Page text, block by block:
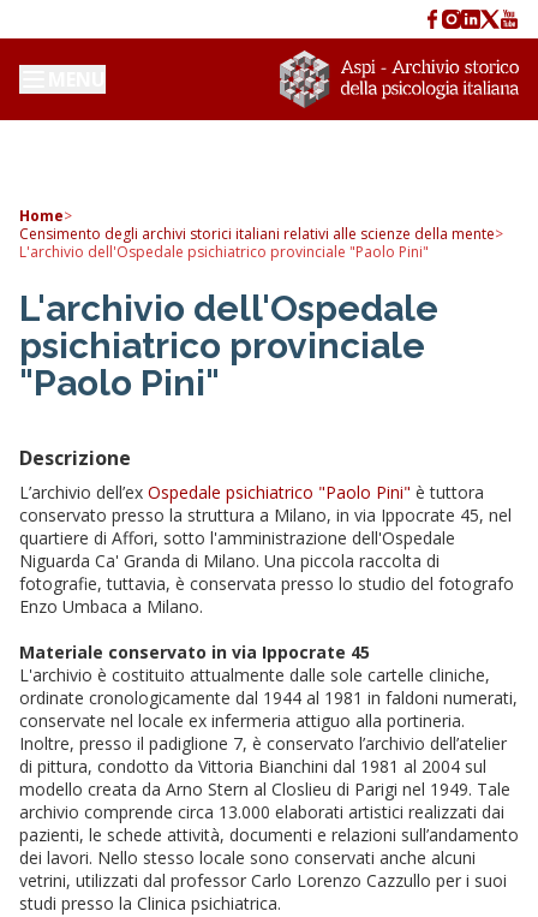
Home>
Censimento degli archivi storici italiani relativi alle scienze della mente>
L'archivio dell'Ospedale psichiatrico provinciale "Paolo Pini"
L'archivio dell'Ospedale
psichiatrico provinciale
"Paolo Pini"
Descrizione
L’archivio dell’ex Ospedale psichiatrico "Paolo Pini" è tuttora
conservato presso la struttura a Milano, in via Ippocrate 45, nel
quartiere di Affori, sotto l'amministrazione dell'Ospedale
Niguarda Ca' Granda di Milano. Una piccola raccolta di
fotografie, tuttavia, è conservata presso lo studio del fotografo
Enzo Umbaca a Milano.
Materiale conservato in via Ippocrate 45
L'archivio è costituito attualmente dalle sole cartelle cliniche,
ordinate cronologicamente dal 1944 al 1981 in faldoni numerati,
conservate nel locale ex infermeria attiguo alla portineria.
Inoltre, presso il padiglione 7, è conservato l’archivio dell’atelier
di pittura, condotto da Vittoria Bianchini dal 1981 al 2004 sul
modello creata da Arno Stern al Closlieu di Parigi nel 1949. Tale
archivio comprende circa 13.000 elaborati artistici realizzati dai
pazienti, le schede attività, documenti e relazioni sull’andamento
dei lavori. Nello stesso locale sono conservati anche alcuni
vetrini, utilizzati dal professor Carlo Lorenzo Cazzullo per i suoi
studi presso la Clinica psichiatrica.